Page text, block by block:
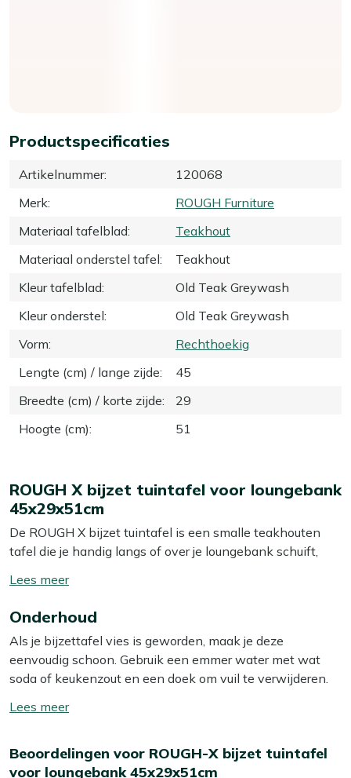
Productspecificaties
Artikelnummer:
120068
Merk:
ROUGH Furniture
Materiaal tafelblad:
Teakhout
Materiaal onderstel tafel:
Teakhout
Kleur tafelblad:
Old Teak Greywash
Kleur onderstel:
Old Teak Greywash
Vorm:
Rechthoekig
Lengte (cm) / lange zijde:
45
Breedte (cm) / korte zijde:
29
Hoogte (cm): 51
ROUGH X bijzet tuintafel voor loungebank
45x29x51cm
De ROUGH X bijzet tuintafel is een smalle teakhouten
tafel die je handig langs of over je loungebank schuift,
handbereik hebt. Dankzij het compacte blad van 45x29
plek voor een paar glazen en een schaal snacks. De kleur
old teak greywash geeft een rustige, natuurlijke look die
makkelijk combineert met andere tuinmeubels. Door de
hoogte van 51 cm sluit hij goed aan bij de meeste
loungebanken, zodat je niet steeds hoef voorover te
Toon/verberg
meer
Onderhoud
Als je bijzettafel vies is geworden, maak je deze
eenvoudig schoon. Gebruik een emmer water met wat
soda of keukenzout en een doek om vuil te verwijderen.
Wij raden aan om je bijzettafel minstens twee keer per
Voor het beste resultaat gebruik je dan onze Kees Smit
Teak & Hardhout reiniger. Let op: gebruik géén
Toon/verberg
Beoordelingen voor ROUGH-X bijzet tuintafel
voor loungebank 45x29x51cm